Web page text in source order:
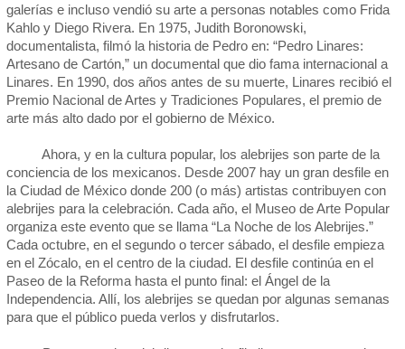
galerías e incluso vendió su arte a personas notables como Frida
Kahlo y Diego Rivera. En 1975, Judith Boronowski,
documentalista, filmó la historia de Pedro en: “Pedro Linares:
Artesano de Cartón,” un documental que dio fama internacional a
Linares. En 1990, dos años antes de su muerte, Linares recibió el
Premio Nacional de Artes y Tradiciones Populares, el premio de
arte más alto dado por el gobierno de México.
Ahora, y en la cultura popular, los alebrijes son parte de la
conciencia de los mexicanos. Desde 2007 hay un gran desfile en
la Ciudad de México donde 200 (o más) artistas contribuyen con
alebrijes para la celebración. Cada año, el Museo de Arte Popular
organiza este evento que se llama “La Noche de los Alebrijes.”
Cada octubre, en el segundo o tercer sábado, el desfile empieza
en el Zócalo, en el centro de la ciudad. El desfile continúa en el
Paseo de la Reforma hasta el punto final: el Ángel de la
Independencia. Allí, los alebrijes se quedan por algunas semanas
para que el público pueda verlos y disfrutarlos.